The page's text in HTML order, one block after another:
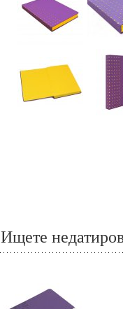
Ищете